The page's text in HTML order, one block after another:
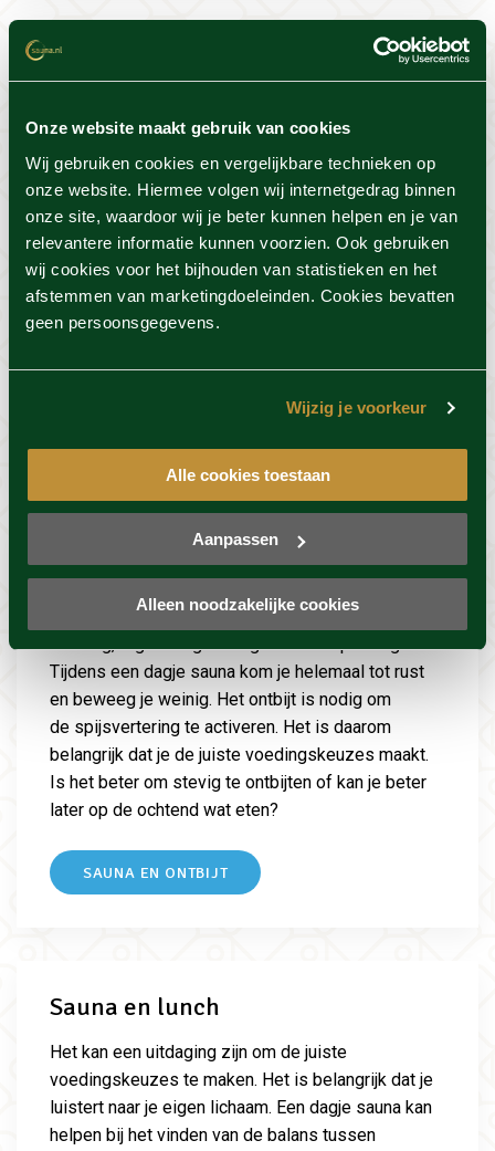
Onze website maakt gebruik van cookies
Wij gebruiken cookies en vergelijkbare technieken op
onze website. Hiermee volgen wij internetgedrag binnen
onze site, waardoor wij je beter kunnen helpen en je van
relevantere informatie kunnen voorzien. Ook gebruiken
wij cookies voor het bijhouden van statistieken en het
afstemmen van marketingdoeleinden. Cookies bevatten
geen persoonsgegevens.
Wijzig je voorkeur
Alle cookies toestaan
Aanpassen
Alleen noodzakelijke cookies
Het belang van gezonde
Je lichaam werkt de hele dag door om afvalstoffen
af te drijven. Dit kost veel energie en dat moet
weer worden aangevuld. Maaltijden die rijk zijn aan
vitamines en mineralen, zorgen ervoor dat je
energieker voelt op je saunadag. Ook is het
belangrijk dat je goed drinkt, water is uiteraard de
beste optie. Maar je kan ook kiezen voor een
uitgebreide menukaart waar je uit verantwoorde
Sauna en ontbijt
Het is belangrijk een balans te vinden tussen
voeding, regelmatig bewegen en ontspanning.
Tijdens een dagje sauna kom je helemaal tot rust
en beweeg je weinig. Het ontbijt is nodig om
de spijsvertering te activeren. Het is daarom
belangrijk dat je de juiste voedingskeuzes maakt.
Is het beter om stevig te ontbijten of kan je beter
later op de ochtend wat eten?
SAUNA EN ONTBIJT
Sauna en lunch
Het kan een uitdaging zijn om de juiste
voedingskeuzes te maken. Het is belangrijk dat je
luistert naar je eigen lichaam. Een dagje sauna kan
helpen bij het vinden van de balans tussen